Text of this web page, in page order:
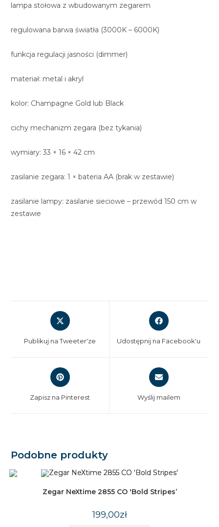
lampa stołowa z wbudowanym zegarem
regulowana barwa światła (3000K – 6000K)
funkcja regulacji jasności (dimmer)
materiał: metal i akryl
kolor: Champagne Gold lub Black
cichy mechanizm zegara (bez tykania)
wymiary: 33 × 16 × 42 cm
zasilanie zegara: 1 × bateria AA (brak w zestawie)
zasilanie lampy: zasilanie sieciowe – przewód 150 cm w
zestawie
Opens
in
new
Publikuj na Tweeter'ze
Opens
in
new
Udostępnij na Facebook'u
Opens
in
new
Zapisz na Pinterest
Opens
in
new
Wyślij mailem
Podobne produkty
Zegar NeXtime 2855 CO 'Bold Stripes’
199,00zł